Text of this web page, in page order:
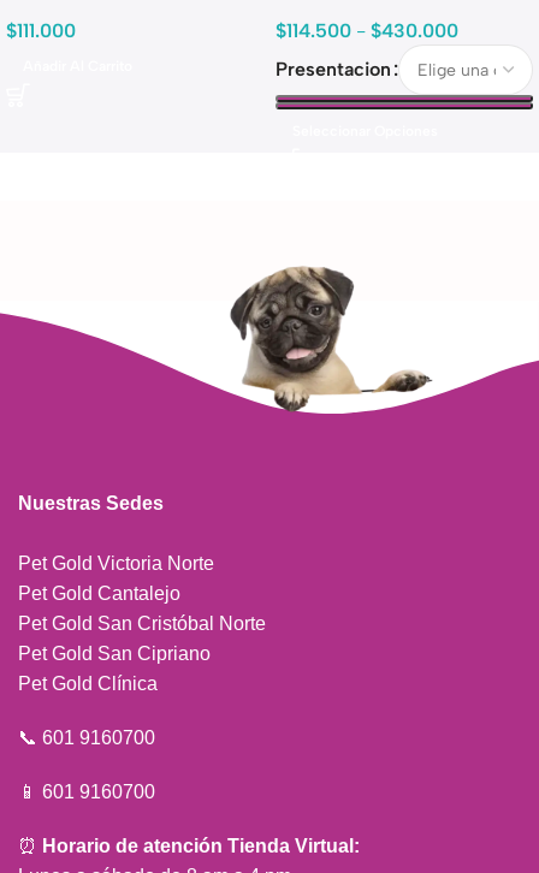
$111.000 $114.500 - $430.000
Presentacion
Nuestras Sedes
Pet Gold Victoria Norte
Pet Gold Cantalejo
Pet Gold San Cristóbal Norte
Pet Gold San Cipriano
Pet Gold Clínica
📞 601 9160700
📱 601 9160700
⏰ Horario de atención Tienda Virtual: